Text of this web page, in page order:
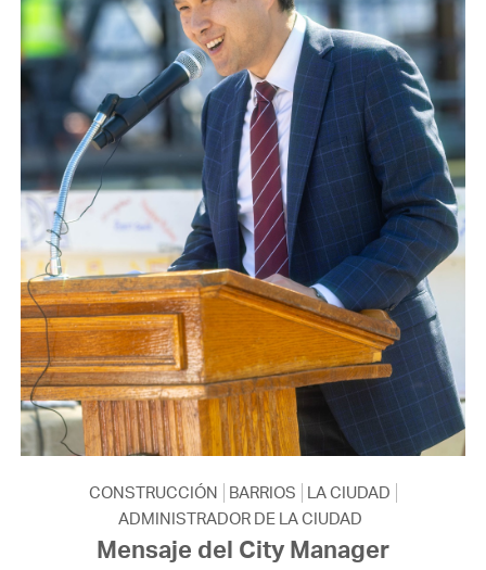
CONSTRUCCIÓN BARRIOS
LA CIUDAD
ADMINISTRADOR DE LA CIUDAD
Mensaje del City Manager